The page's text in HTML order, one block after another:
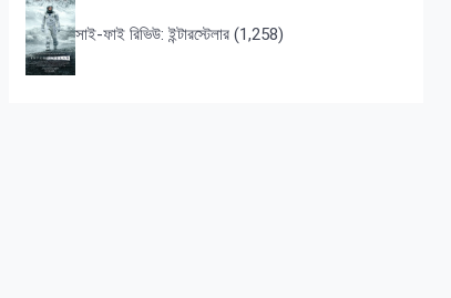
সাই-ফাই রিভিউ: ইন্টারস্টেলার (1,258)